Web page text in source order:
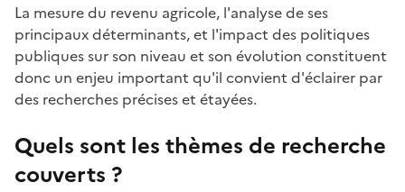
La mesure du revenu agricole, l'analyse de ses
principaux déterminants, et l'impact des politiques
publiques sur son niveau et son évolution constituent
donc un enjeu important qu'il convient d'éclairer par
des recherches précises et étayées.
Quels sont les thèmes de recherche
couverts ?